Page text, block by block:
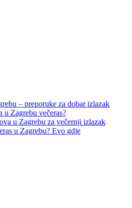
– preporuke za dobar izlazak
u Zagrebu večeras?
u Zagrebu za večernji izlazak
u Zagrebu? Evo gdje